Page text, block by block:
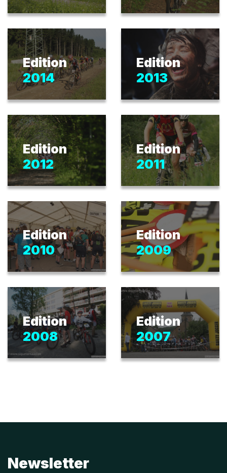
Edition
2014
Edition
2013
Edition
2012
Edition
2011
Edition
2010
Edition
2009
Edition
2008
Edition
2007
Newsletter